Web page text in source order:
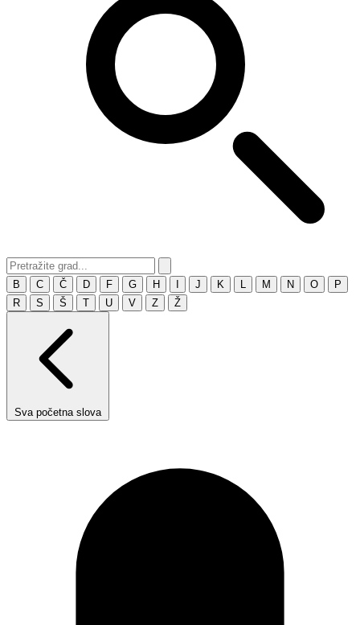
B C Č D F G H J K M N O
P
R
S Š T U V Z Ž
Sva početna slova